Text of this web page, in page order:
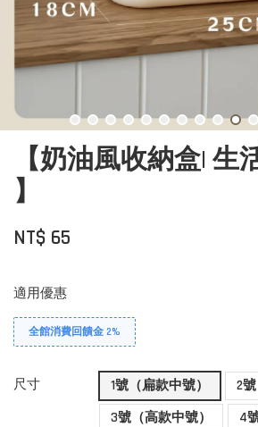
【奶油風收納盒| 生
】
NT$ 65
適用優惠
全館消費回饋金 2%
尺寸 1號（扁款中號）
2
3號（高款中號）
4